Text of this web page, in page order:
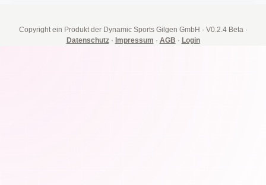
Copyright ein Produkt der Dynamic Sports Gilgen GmbH · V0.2.4 Beta·
Datenschutz· Impressum · AGB · Login